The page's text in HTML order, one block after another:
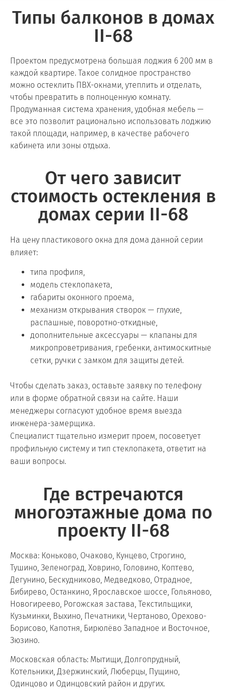
Типы балконов в домах
II-68
Проектом предусмотрена большая лоджия 6 200 мм в
каждой квартире. Такое солидное пространство
можно остеклить ПВХ-окнами, утеплить и отделать,
чтобы превратить в полноценную комнату.
Продуманная система хранения, удобная мебель —
все это позволит рационально использовать лоджию
такой площади, например, в качестве рабочего
кабинета или зоны отдыха.
От чего зависит
стоимость остекления в
домах серии II-68
На цену пластикового окна для дома данной серии
влияет:
типа профиля,
модель стеклопакета,
габариты оконного проема,
механизм открывания створок — глухие,
распашные, поворотно-откидные,
дополнительные аксессуары — клапаны для
микропроветривания, гребенки, антимоскитные
сетки, ручки с замком для защиты детей.
Чтобы сделать заказ, оставьте заявку по телефону
или в форме обратной связи на сайте. Наши
менеджеры согласуют удобное время выезда
инженера-замерщика.
Специалист тщательно измерит проем, посоветует
профильную систему и тип стеклопакета, ответит на
ваши вопросы.
Где встречаются
многоэтажные дома по
проекту II-68
Москва: Коньково, Очаково, Кунцево, Строгино,
Тушино, Зеленоград, Ховрино, Головино, Коптево,
Дегунино, Бескудниково, Медведково, Отрадное,
Бибирево, Останкино, Ярославское шоссе, Гольяново,
Новогиреево, Рогожская застава, Текстильщики,
Кузьминки, Выхино, Печатники, Чертаново, Орехово-
Борисово, Капотня, Бирюлёво Западное и Восточное,
Зюзино.
Московская область: Мытищи, Долгопрудный,
Котельники, Дзержинский, Люберцы, Пущино,
Одинцово и Одинцовский район и других.